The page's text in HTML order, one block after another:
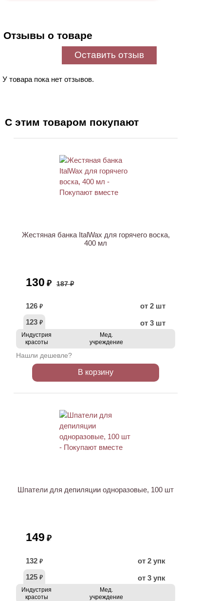
Отзывы о товаре
Оставить отзыв
У товара пока нет отзывов.
С этим товаром покупают
Жестяная банка ItalWax для горячего воска,
400 мл
130 ₽ 187 ₽
126 ₽
от 2 шт
123 ₽ от 3 шт
Индустрия
красоты
Мед.
учреждение
Нашли дешевле?
В корзину
Шпатели для депиляции одноразовые, 100 шт
149 ₽
132 ₽
от 2 упк
125 ₽ от 3 упк
Индустрия
красоты
Мед.
учреждение